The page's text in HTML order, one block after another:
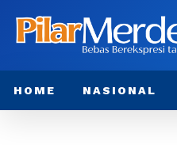
HOME NASIONAL